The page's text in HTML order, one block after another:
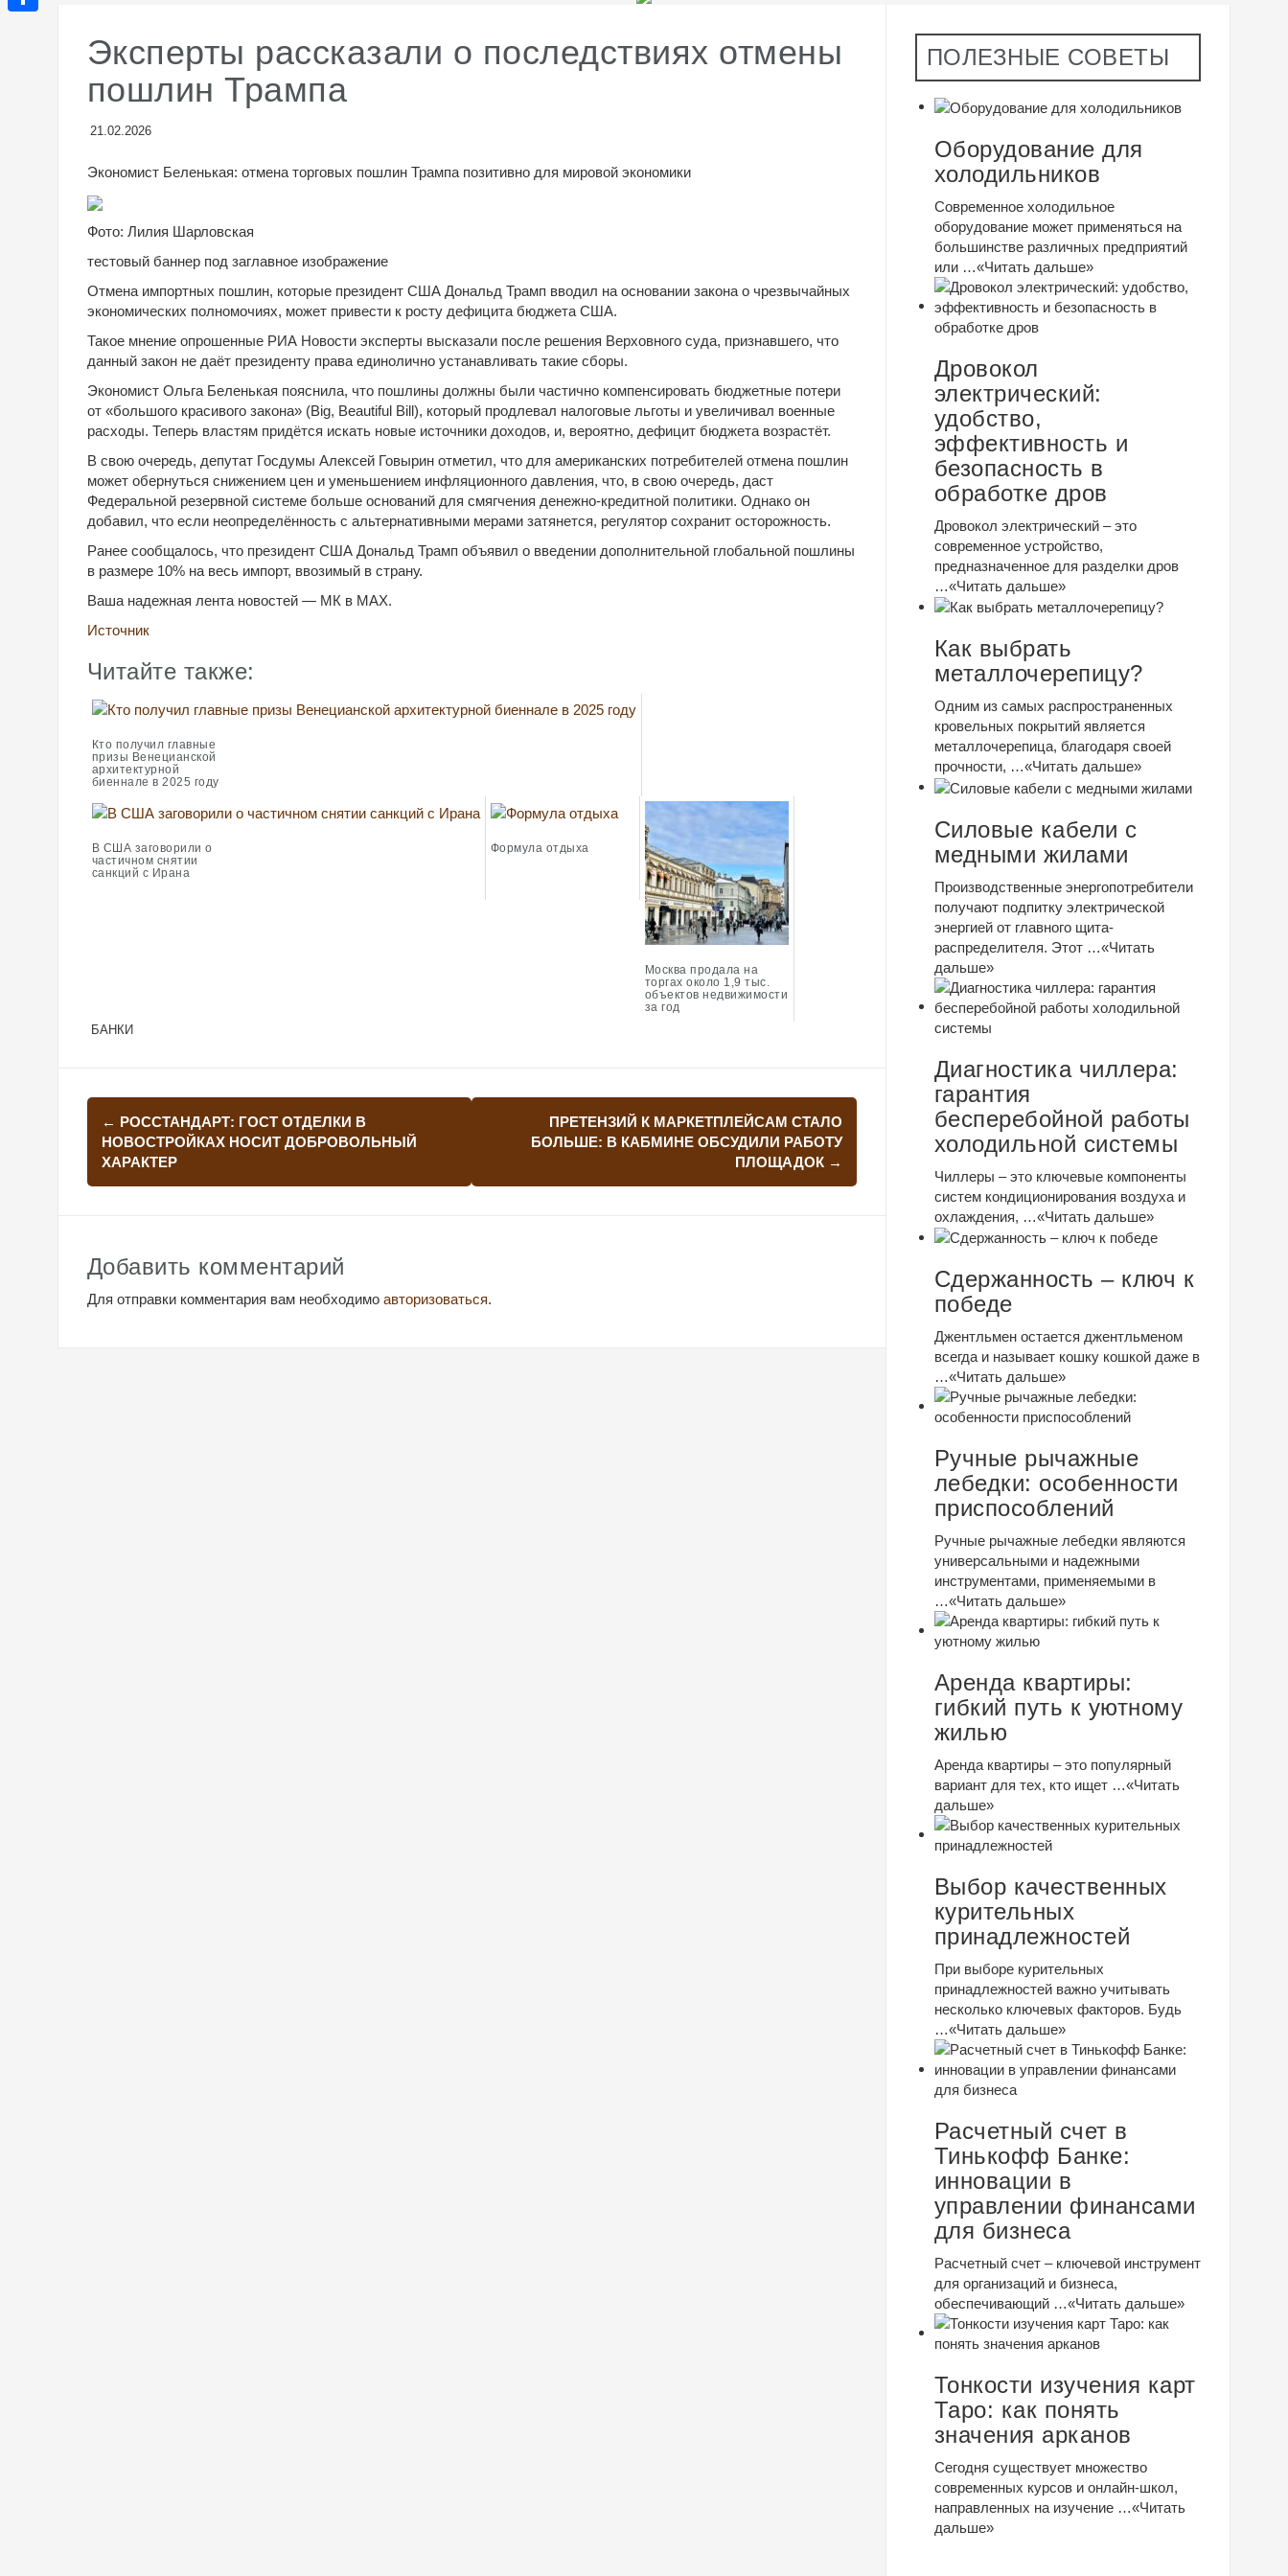
Эксперты рассказали о последствиях отмены
пошлин Трампа
21.02.2026
Экономист Беленькая: отмена торговых пошлин Трампа позитивно для мировой экономики
Фото: Лилия Шарловская
тестовый баннер под заглавное изображение
Отмена импортных пошлин, которые президент США Дональд Трамп вводил на основании закона о чрезвычайных
экономических полномочиях, может привести к росту дефицита бюджета США.
Такое мнение опрошенные РИА Новости эксперты высказали после решения Верховного суда, признавшего, что
данный закон не даёт президенту права единолично устанавливать такие сборы.
Экономист Ольга Беленькая пояснила, что пошлины должны были частично компенсировать бюджетные потери
от «большого красивого закона» (Big, Beautiful Bill), который продлевал налоговые льготы и увеличивал военные
расходы. Теперь властям придётся искать новые источники доходов, и, вероятно, дефицит бюджета возрастёт.
В свою очередь, депутат Госдумы Алексей Говырин отметил, что для американских потребителей отмена пошлин
может обернуться снижением цен и уменьшением инфляционного давления, что, в свою очередь, даст
Федеральной резервной системе больше оснований для смягчения денежно-кредитной политики. Однако он
добавил, что если неопределённость с альтернативными мерами затянется, регулятор сохранит осторожность.
Ранее сообщалось, что президент США Дональд Трамп объявил о введении дополнительной глобальной пошлины
в размере 10% на весь импорт, ввозимый в страну.
Ваша надежная лента новостей — МК в MAX.
Источник
Читайте также:
Кто получил главные
призы Венецианской
архитектурной
биеннале в 2025 году
В США заговорили о
частичном снятии
санкций с Ирана
Формула отдыха
Москва продала на
торгах около 1,9 тыс.
объектов недвижимости
за год
БАНКИ
Навигация
по
записям
← РОССТАНДАРТ: ГОСТ ОТДЕЛКИ В
НОВОСТРОЙКАХ НОСИТ ДОБРОВОЛЬНЫЙ
ХАРАКТЕР
ПРЕТЕНЗИЙ К МАРКЕТПЛЕЙСАМ СТАЛО
БОЛЬШЕ: В КАБМИНЕ ОБСУДИЛИ РАБОТУ
ПЛОЩАДОК →
Добавить комментарий
Для отправки комментария вам необходимо авторизоваться.
ПОЛЕЗНЫЕ СОВЕТЫ
Оборудование для
холодильников
Современное холодильное
оборудование может применяться на
большинстве различных предприятий
или …«Читать дальше»
Дровокол
электрический:
удобство,
эффективность и
безопасность в
обработке дров
Дровокол электрический – это
современное устройство,
предназначенное для разделки дров
…«Читать дальше»
Как выбрать
металлочерепицу?
Одним из самых распространенных
кровельных покрытий является
металлочерепица, благодаря своей
прочности, …«Читать дальше»
Силовые кабели с
медными жилами
Производственные энергопотребители
получают подпитку электрической
энергией от главного щита-
распределителя. Этот …«Читать
дальше»
Диагностика чиллера:
гарантия
бесперебойной работы
холодильной системы
Чиллеры – это ключевые компоненты
систем кондиционирования воздуха и
охлаждения, …«Читать дальше»
Сдержанность – ключ к
победе
Джентльмен остается джентльменом
всегда и называет кошку кошкой даже в
…«Читать дальше»
Ручные рычажные
лебедки: особенности
приспособлений
Ручные рычажные лебедки являются
универсальными и надежными
инструментами, применяемыми в
…«Читать дальше»
Аренда квартиры:
гибкий путь к уютному
жилью
Аренда квартиры – это популярный
вариант для тех, кто ищет …«Читать
дальше»
Выбор качественных
курительных
принадлежностей
При выборе курительных
принадлежностей важно учитывать
несколько ключевых факторов. Будь
…«Читать дальше»
Расчетный счет в
Тинькофф Банке:
инновации в
управлении финансами
для бизнеса
Расчетный счет – ключевой инструмент
для организаций и бизнеса,
обеспечивающий …«Читать дальше»
Тонкости изучения карт
Таро: как понять
значения арканов
Сегодня существует множество
современных курсов и онлайн-школ,
направленных на изучение …«Читать
дальше»
e